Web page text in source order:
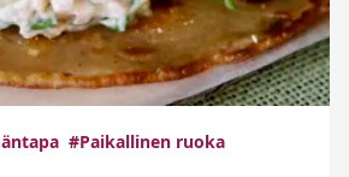
#Paikallinen ruoka